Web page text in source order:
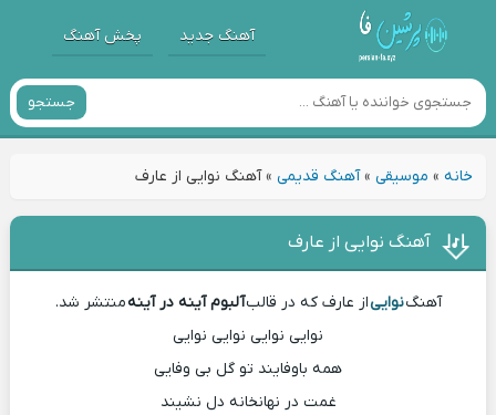
آهنگ جدید پخش آهنگ
جستجو
خانه» موسیقی»آهنگ قدیمی»آهنگ نوایی از عارف
آهنگ نوایی از عارف
آهنگنواییاز عارف که در قالبآلبوم آینه در آینهمنتشر شد.
نوایی نوایی نوایی نوایی
همه باوفایند تو گل بی وفایی
غمت در نهانخانه دل نشیند